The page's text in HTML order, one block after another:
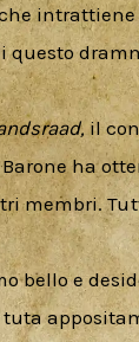
questo
il
ha
membri.
bello e